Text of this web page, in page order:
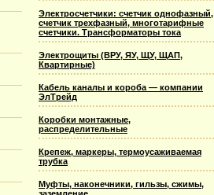
Электросчетчики: счетчик однофазный,
счетчик трехфазный, многотарифные
счетчики. Трансформаторы тока
Электрощиты (ВРУ, ЯУ, ЩУ, ЩАП,
Квартирные)
Кабель каналы и короба — компании
ЭлТрейд
Коробки монтажные,
распределительные
Крепеж, маркеры, термоусаживаемая
трубка
Муфты, наконечники, гильзы, сжимы,